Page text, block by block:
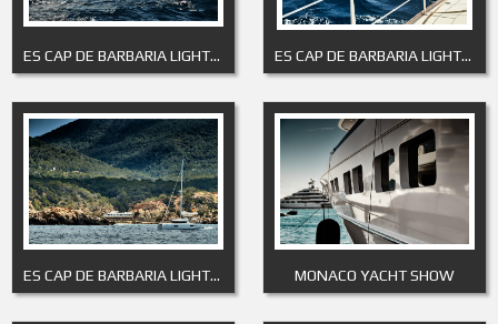
ES CAP DE BARBARIA LIGHTHOUSE 7 ES CAP DE BARBARIA LIGHTHOUSE 8
ES CAP DE BARBARIA LIGHTHOUSE 9 MONACO YACHT SHOW